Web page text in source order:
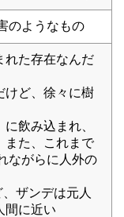
のようなもの
れた存在なんだ
けど、徐々に樹
飲み込まれ、
また、これまで
ながらに人外の
ザンデは元人
間に近い